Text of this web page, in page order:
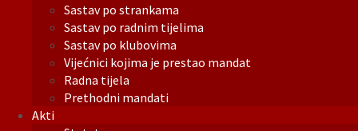
Sastav po strankama
Sastav po radnim tijelima
Sastav po klubovima
Vijećnici kojima je prestao mandat
Radna tijela
Prethodni mandati
Akti